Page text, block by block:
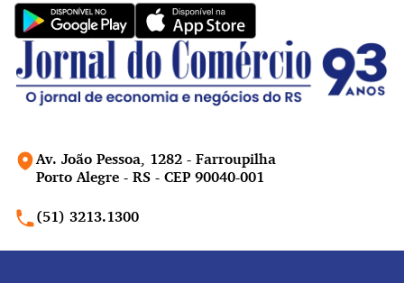
Av. João Pessoa, 1282 - Farroupilha
Porto Alegre - RS - CEP 90040-001
(51) 3213.1300